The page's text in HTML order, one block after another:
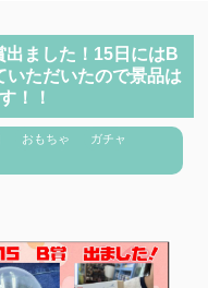
ました！15日にはB
いただいたので景品は
！！
おもちゃ
ガチャ